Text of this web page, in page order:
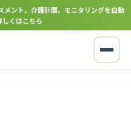
ント、介護計画、モニタリングを自動
くはこちら